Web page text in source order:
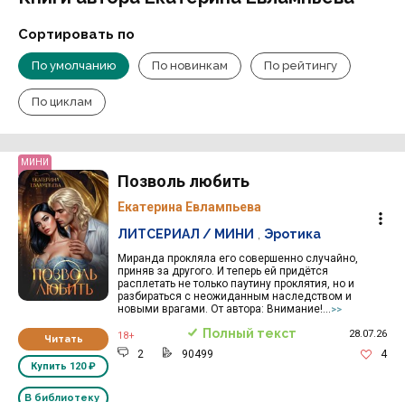
Сортировать по
По умолчанию По новинкам По рейтингу
По циклам
МИНИ
Читать
Купить 120 ₽
В библиотеку
Позволь любить
Екатерина Евлампьева
Миранда прокляла его совершенно случайно,
приняв за другого. И теперь ей придётся
расплетать не только паутину проклятия, но и
разбираться с неожиданным наследством и
новыми врагами. От автора: Внимание!...>>
ЛИТСЕРИАЛ / МИНИ Эротика
18+ Полный текст 28.07.26
2 90499 4